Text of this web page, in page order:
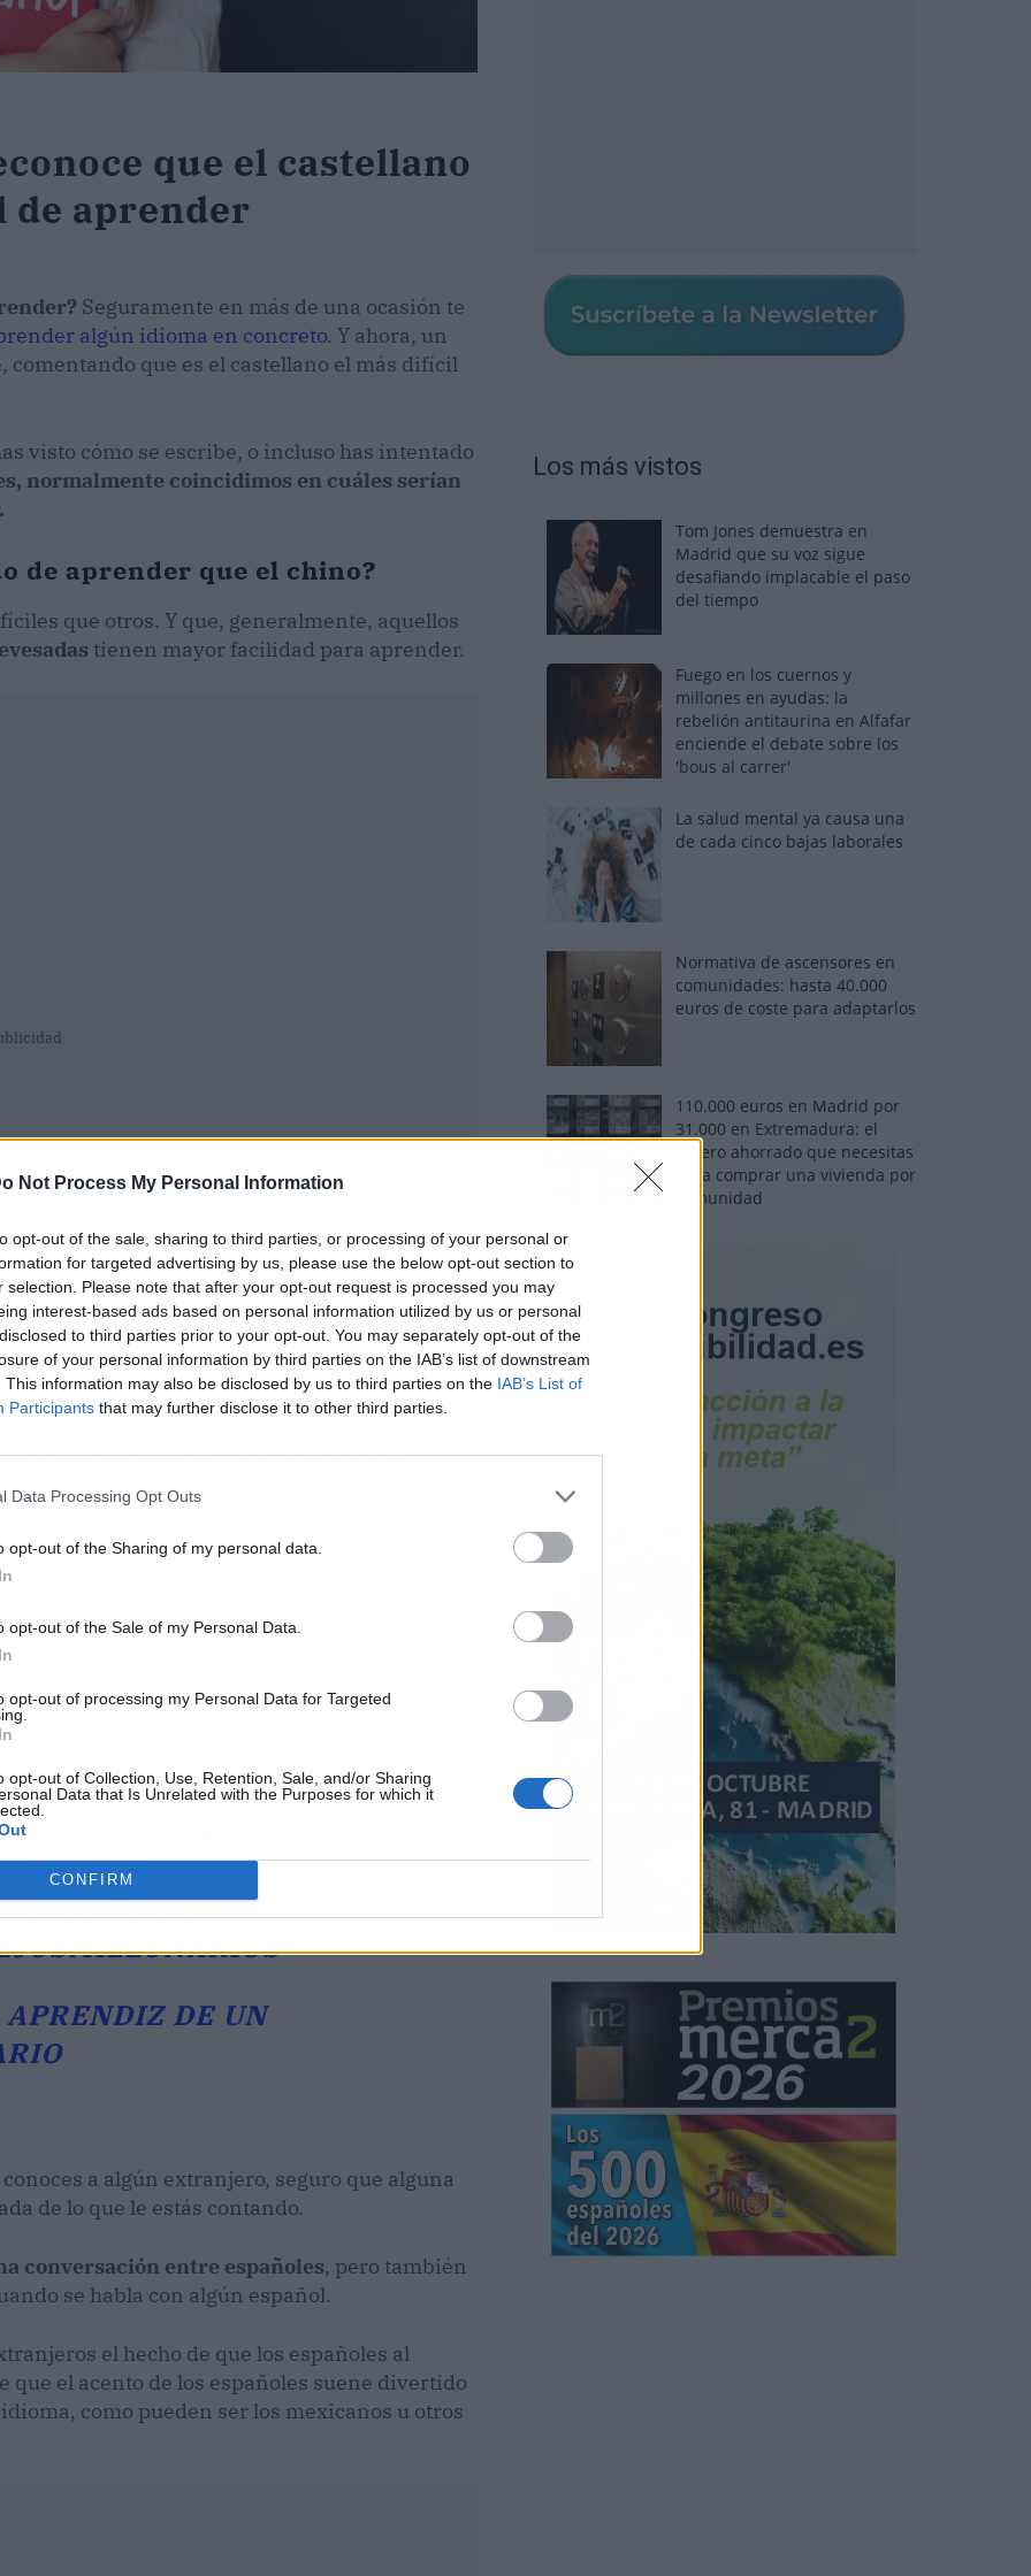
Not Process My Personal Information
opt-out of the sale, sharing to third parties, or processing of your personal or
for targeted advertising by us, please use the below opt-out section to
selection. Please note that after your opt-out request is processed you may
interest-based ads based on personal information utilized by us or personal
to third parties prior to your opt-out. You may separately opt-out of the
of your personal information by third parties on the IAB’s list of downstream
This information may also be disclosed by us to third parties on the IAB’s List of
Participants that may further disclose it to other third parties.
Data Processing Opt Outs
opt-out of the Sharing of my personal data.
opt-out of the Sale of my Personal Data.
opt-out of processing my Personal Data for Targeted
opt-out of Collection, Use, Retention, Sale, and/or Sharing
Data that Is Unrelated with the Purposes for which it
CONFIRM
que el castellano
de aprender
Seguramente en más de una ocasión te
algún idioma en concreto. Y ahora, un
comentando que es el castellano el más difícil
visto cómo se escribe, o incluso has intentado
normalmente coincidimos en cuáles serían
de aprender que el chino?
que otros. Y que, generalmente, aquellos
tienen mayor facilidad para aprender.
idiomas son más complicadosque otros
los hispanohablantes), pero, en general,
cuáles son las lenguas más difíciles de
de los más complejos. Considerado uno (o el
la complejidad del chino se caracteriza
de que es un idioma tonal. De hecho, hay
como parte de los más complejos,tal y como
CADA DIA
#LIDER
DE UN
a algún extranjero, seguro que alguna
de lo que le estás contando.
conversación entre españoles, pero también
se habla con algún español.
el hecho de que los españoles al
que el acento de los españoles suene divertido
como pueden ser los mexicanos u otros
Los más vistos
Tom Jones demuestra en
Madrid que su voz sigue
desafiando implacable el paso
del tiempo
Fuego en los cuernos y
millones en ayudas: la
rebelión antitaurina en Alfafar
enciende el debate sobre los
'bous al carrer'
La salud mental ya causa una
de cada cinco bajas laborales
Normativa de ascensores en
comunidades: hasta 40.000
euros de coste para adaptarlos
110.000 euros en Madrid por
31.000 en Extremadura: el
dinero ahorrado que necesitas
para comprar una vivienda por
comunidad